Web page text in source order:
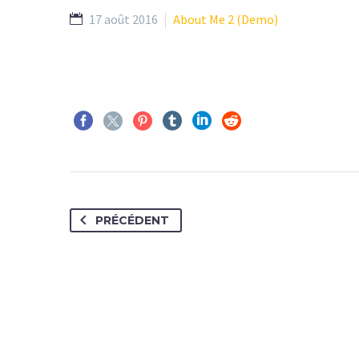
17 août 2016 About Me 2 (Demo)
PRÉCÉDENT